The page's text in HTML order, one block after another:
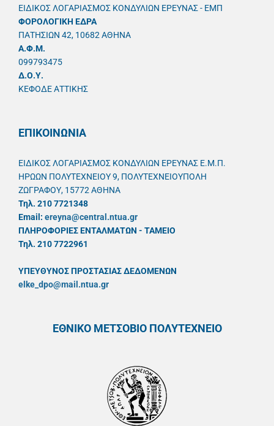
ΕΙΔΙΚΟΣ ΛΟΓΑΡΙΑΣΜΟΣ ΚΟΝΔΥΛΙΩΝ ΕΡΕΥΝΑΣ - ΕΜΠ
ΦΟΡΟΛΟΓΙΚΗ ΕΔΡΑ
ΠΑΤΗΣΙΩΝ 42, 10682 ΑΘΗΝΑ
A.Φ.Μ.
099793475
Δ.Ο.Υ.
ΚΕΦΟΔΕ ΑΤΤΙΚΗΣ
ΕΠΙΚΟΙΝΩΝΙΑ
ΕΙΔΙΚΟΣ ΛΟΓΑΡΙΑΣΜΟΣ ΚΟΝΔΥΛΙΩΝ ΕΡΕΥΝΑΣ Ε.Μ.Π.
ΗΡΩΩΝ ΠΟΛΥΤΕΧΝΕΙΟΥ 9, ΠΟΛΥΤΕΧΝΕΙΟΥΠΟΛΗ
ΖΩΓΡΑΦΟΥ, 15772 ΑΘΗΝΑ
Τηλ. 210 7721348
Email: ereyna@central.ntua.gr
ΠΛΗΡΟΦΟΡΙΕΣ ΕΝΤΑΛΜΑΤΩΝ - ΤΑΜΕΙΟ
Τηλ. 210 7722961
ΥΠΕΥΘYΝΟΣ ΠΡΟΣΤΑΣΙΑΣ ΔΕΔΟΜΕΝΩΝ
elke_dpo@mail.ntua.gr
ΕΘΝΙΚΟ ΜΕΤΣΟΒΙΟ ΠΟΛΥΤΕΧΝΕΙΟ